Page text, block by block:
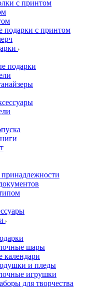
с принтом
подарки с принтом
подарки
шары
календари
и пледы
игрушки
для творчества